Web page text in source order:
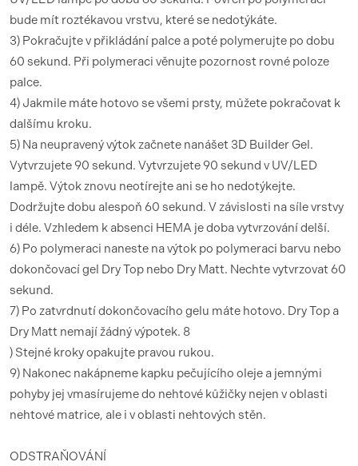
bude mít roztékavou vrstvu, které se nedotýkáte.
3) Pokračujte v přikládání palce a poté polymerujte po dobu
60 sekund. Při polymeraci věnujte pozornost rovné poloze
palce.
4) Jakmile máte hotovo se všemi prsty, můžete pokračovat k
dalšímu kroku.
5) Na neupravený výtok začnete nanášet 3D Builder Gel.
Vytvrzujete 90 sekund. Vytvrzujete 90 sekund v UV/LED
lampě. Výtok znovu neotírejte ani se ho nedotýkejte.
Dodržujte dobu alespoň 60 sekund. V závislosti na síle vrstvy
i déle. Vzhledem k absenci HEMA je doba vytvrzování delší.
6) Po polymeraci naneste na výtok po polymeraci barvu nebo
dokončovací gel Dry Top nebo Dry Matt. Nechte vytvrzovat 60
sekund.
7) Po zatvrdnutí dokončovacího gelu máte hotovo. Dry Top a
Dry Matt nemají žádný výpotek. 8
) Stejné kroky opakujte pravou rukou.
9) Nakonec nakápneme kapku pečujícího oleje a jemnými
pohyby jej vmasírujeme do nehtové kůžičky nejen v oblasti
nehtové matrice, ale i v oblasti nehtových stěn.
ODSTRAŇOVÁNÍ